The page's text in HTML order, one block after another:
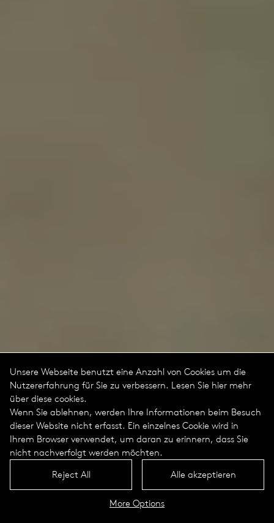
Line Portrait
Unsere Webseite benutzt eine Anzahl von Cookies um die
Nutzererfahrung für Sie zu verbessern. Lesen Sie hier mehr
über diese cookies.
Wenn Sie ablehnen, werden Ihre Informationen beim Besuch
dieser Website nicht erfasst. Ein einzelnes Cookie wird in
Ihrem Browser verwendet, um daran zu erinnern, dass Sie
nicht nachverfolgt werden möchten.
Reject All
Alle akzeptieren
More Options